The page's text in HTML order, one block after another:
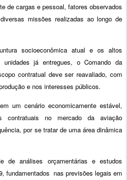
de cargas e pessoal, fatores observados
missões realizadas ao longo de
socioeconômica atual e os altos
já entregues, o Comando da
contratual deve ser reavaliado, com
e nos interesses públicos.
um cenário economicamente estável,
contratuais no mercado da aviação
por se tratar de uma área dinâmica
de análises orçamentárias e estudos
fundamentados nas previsões legais em